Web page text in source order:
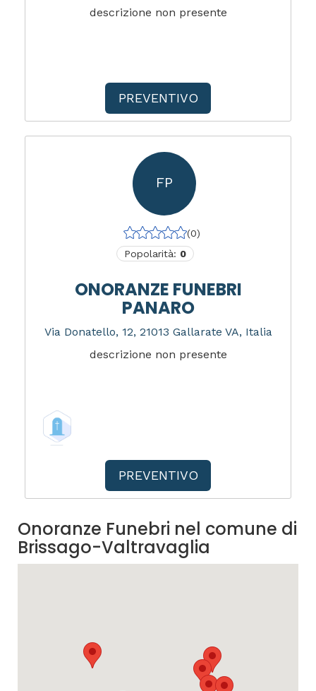
descrizione non presente
PREVENTIVO
FP
(0)
Popolarità: 0
ONORANZE FUNEBRI
PANARO
Via Donatello, 12, 21013 Gallarate VA, Italia
descrizione non presente
PREVENTIVO
Onoranze Funebri nel comune di
Brissago-Valtravaglia